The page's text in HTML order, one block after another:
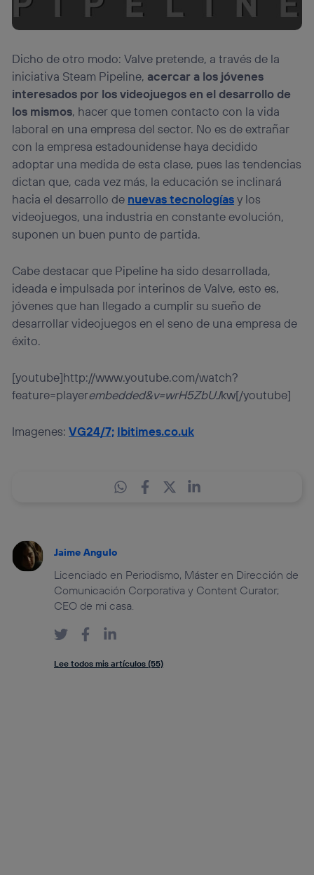
Dicho de otro modo: Valve pretende, a través de la
iniciativa Steam Pipeline, acercar a los jóvenes
interesados por los videojuegos en el desarrollo de
los mismos, hacer que tomen contacto con la vida
laboral en una empresa del sector. No es de extrañar
con la empresa estadounidense haya decidido
adoptar una medida de esta clase, pues las tendencias
dictan que, cada vez más, la educación se inclinará
hacia el desarrollo de nuevas tecnologíasy los
videojuegos, una industria en constante evolución,
suponen un buen punto de partida.
Cabe destacar que Pipeline ha sido desarrollada,
ideada e impulsada por interinos de Valve, esto es,
jóvenes que han llegado a cumplir su sueño de
desarrollar videojuegos en el seno de una empresa de
éxito.
[youtube]http://www.youtube.com/watch?
feature=playerembedded&v=wrH5ZbUJkw[/youtube]
Imagenes:VG24/7; Ibitimes.co.uk
Jaime Angulo
Licenciado en Periodismo, Máster en Dirección de
Comunicación Corporativa y Content Curator;
CEO de mi casa.
Lee todos mis artículos (55)